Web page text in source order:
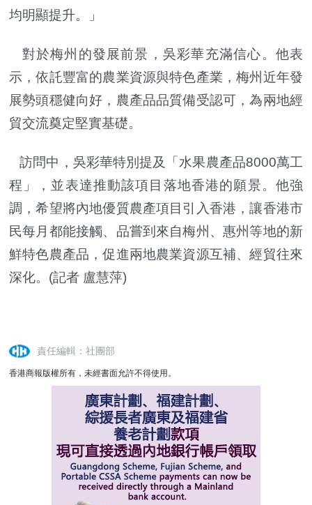
均明顯提升。」
對於梅州的發展前景，吳彩華充滿信心。他表
示，依託豐富的農業資源與特色產業，梅州近年發
展勢頭穩健向好，農產品品質備受認可，為兩地經
貿交流奠定堅實基礎。
訪問中，吳彩華特別提及「水果農產品8000萬工
程」，並表達推動該項目落地香港的願景。他強
調，希望將內地優質農產項目引入香港，讓香港市
民每月都能接觸、品嘗到來自梅州、惠州等地的新
鮮特色農產品，促進兩地農業資源互補、經貿往來
深化。(記者 盧慧萍)
責任編輯：社團部
香港商報版權所有，未經書面允許不得使用。